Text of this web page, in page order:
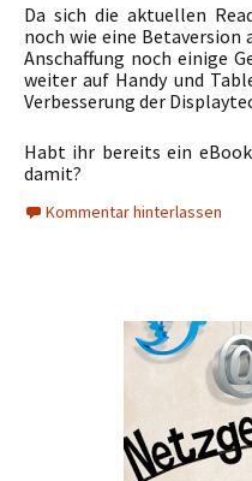
Da sich die aktuellen
noch wie eine
Anschaffung noch einige
weiter auf Handy und
Verbesserung der
Habt ihr bereits ein
damit?
Kommentar hinterlassen